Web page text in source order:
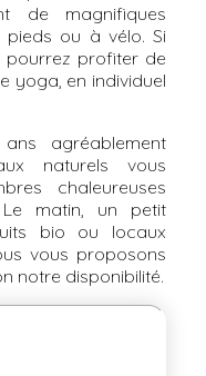
de magnifiques
pieds ou à vélo. Si
pourrez profiter de
yoga, en individuel
agréablement
naturels vous
chaleureuses
matin, un petit
bio ou locaux
vous proposons
notre disponibilité.